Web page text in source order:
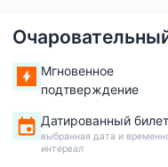
Мгновенное
подтверждение
Датированный билет
выбранная дата и
интервал